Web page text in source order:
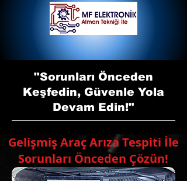
"Sorunları Önceden
Keşfedin, Güvenle Yola
Devam Edin!"
Gelişmiş Araç Arıza Tespiti İle
Sorunları Önceden Çözün!